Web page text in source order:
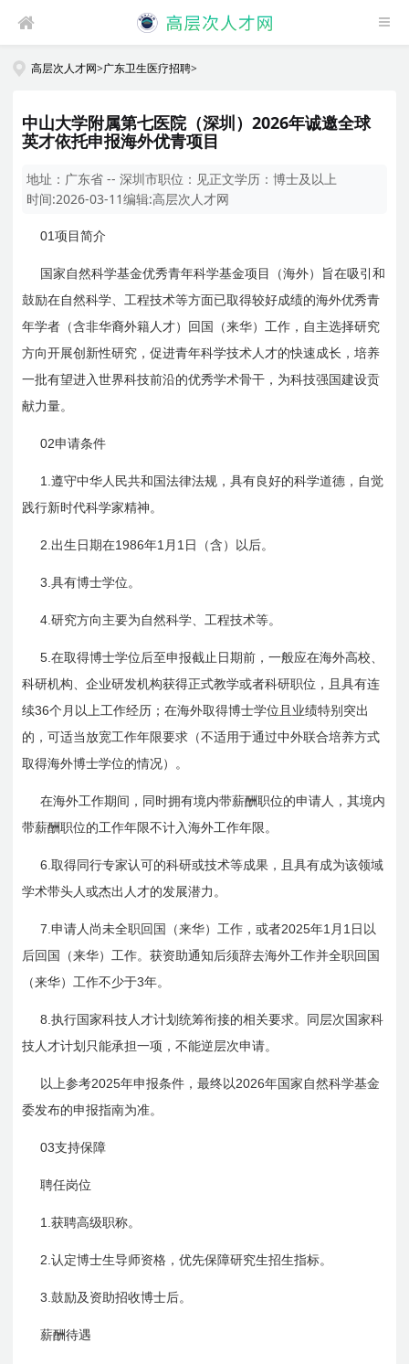
高层次人才网>广东卫生医疗招聘>
中山大学附属第七医院（深圳）2026年诚邀全球
英才依托申报海外优青项目
地址： 广东省 -- 深圳市职位： 见正文学历：博士及以上
时间:2026-03-11编辑:高层次人才网
01项目简介
国家自然科学基金优秀青年科学基金项目（海外）旨在吸引和
鼓励在自然科学、工程技术等方面已取得较好成绩的海外优秀青
年学者（含非华裔外籍人才）回国（来华）工作，自主选择研究
方向开展创新性研究，促进青年科学技术人才的快速成长，培养
一批有望进入世界科技前沿的优秀学术骨干，为科技强国建设贡
献力量。
02申请条件
1.遵守中华人民共和国法律法规，具有良好的科学道德，自觉
践行新时代科学家精神。
2. 出生日期在1986年1 月 1 日 （含）以后。
3.具有博士学位。
4.研究方向主要为自然科学、工程技术等。
5.在取得博士学位后至申报截止日期前，一般应在海外高校、
科研机构、企业研发机构获得正式教学或者科研职位，且具有连
续36个月以上工作经历；在海外取得博士学位且业绩特别突出
的，可适当放宽工作年限要求（不适用于通过中外联合培养方式
取得海外博士学位的情况）。
在海外工作期间，同时拥有境内带薪酬职位的申请人，其境内
带薪酬职位的工作年限不计入海外工作年限。
6.取得同行专家认可的科研或技术等成果，且具有成为该领域
学术带头人或杰出人才的发展潜力。
7.申请人尚未全职回国（来华）工作，或者2025年1 月 1 日 以
后回国（来华）工作。获资助通知后须辞去海外工作并全职回国
（来华）工作不少于3年。
8.执行国家科技人才计划统筹衔接的相关要求。同层次国家科
技人才计划只能承担一项，不能逆层次申请。
以上参考2025年申报条件，最终以 2026年国家自然科学基金
委发布的申报指南为准。
03支持保障
聘任岗位
1.获聘高级职称。
2.认定博士生导师资格，优先保障研究生招生指标。
3.鼓励及资助招收博士后。
薪酬待遇